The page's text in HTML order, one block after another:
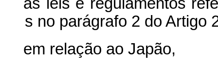
s no parágrafo 2 do Artigo
em relação ao Japão,